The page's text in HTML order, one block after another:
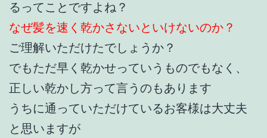
るってことですよね？
なぜ髪を速く乾かさないといけないのか？
ご理解いただけたでしょうか？
でもただ早く乾かせっていうものでもなく、
正しい乾かし方って言うのもあります
うちに通っていただけているお客様は大丈夫
と思いますが